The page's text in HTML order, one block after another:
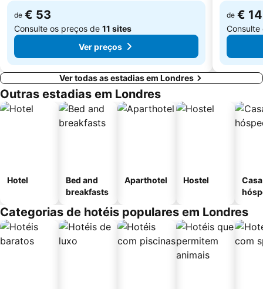
de € 53
Consulte os preços de 11 sites
Ver preços
de €
Ver todas as estadias em Londres
Outras estadias em Londres
Hotel
Bed and
breakfasts
Aparthotel Hostel
Categorias de hotéis populares em Londres